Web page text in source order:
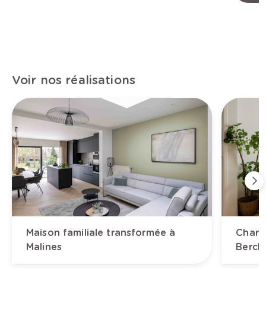
Voir nos réalisations
Maison familiale transformée à
Malines